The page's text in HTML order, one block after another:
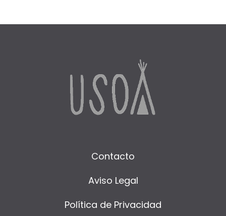
Contacto
Aviso Legal
Política de Privacidad